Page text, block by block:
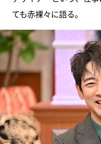
ても赤裸々に語る。